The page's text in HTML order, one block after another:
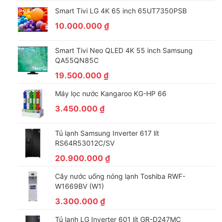
Ngăn rau củ Big Box giữ ẩm tối ưu
Smart Tivi LG 4K 65 inch 65UT7350PSB
10.000.000 ₫
Smart Tivi Neo QLED 4K 55 inch Samsung
QA55QN85C
19.500.000 ₫
Máy lọc nước Kangaroo KG-HP 66
3.450.000 ₫
Tủ lạnh Samsung Inverter 617 lít
RS64R53012C/SV
20.900.000 ₫
Cây nước uống nóng lạnh Toshiba RWF-
W1669BV (W1)
3.300.000 ₫
Tủ lạnh LG Inverter 601 lít GR-D247MC